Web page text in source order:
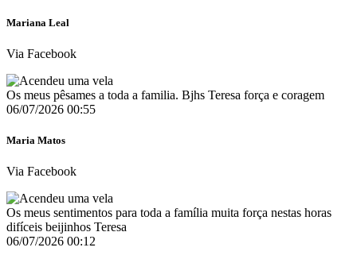
Mariana Leal
Via Facebook
Os meus pêsames a toda a familia. Bjhs Teresa força e coragem
06/07/2026 00:55
Maria Matos
Via Facebook
Os meus sentimentos para toda a família muita força nestas horas
difíceis beijinhos Teresa
06/07/2026 00:12